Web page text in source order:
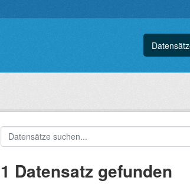
1 Datensatz gefunden